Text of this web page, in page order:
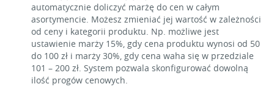
automatycznie doliczyć marżę do cen w całym
asortymencie. Możesz zmieniać jej wartość w zależności
od ceny i kategorii produktu. Np. możliwe jest
ustawienie marży 15%, gdy cena produktu wynosi od 50
do 100 zł i marży 30%, gdy cena waha się w przedziale
101 – 200 zł. System pozwala skonfigurować dowolną
ilość progów cenowych.